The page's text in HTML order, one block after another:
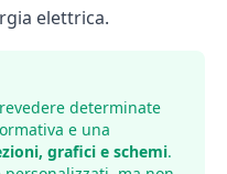
elettrica.
determinate
e una
grafici e schemi.